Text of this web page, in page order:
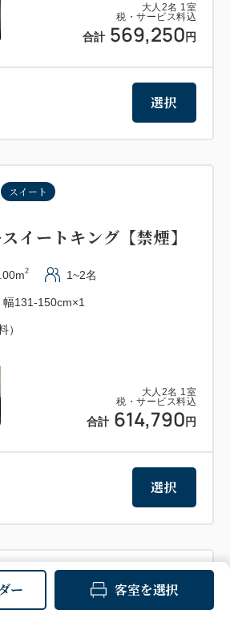
ー 客室を選択
大人 2名 1 室
税・サービス料込
合計 569,250 円
選択
大人 2名 1 室
税・サービス料込
合計 614,790 円
スイート
イートキング【禁煙】
2 1~2名
131-150cm×1
）
選択
スイート